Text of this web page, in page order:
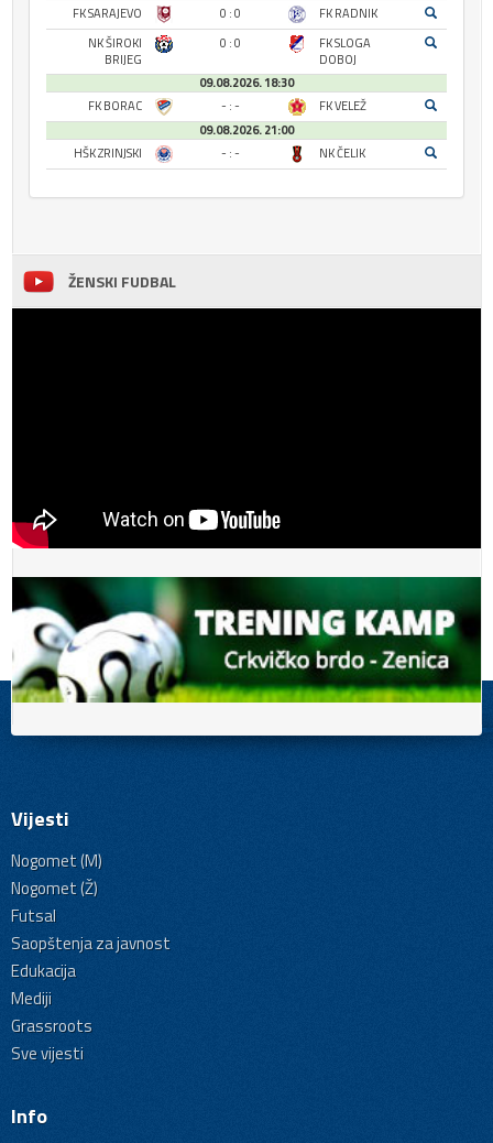
FK SARAJEVO
0 : 0
FK RADNIK
NK ŠIROKI
BRIJEG
0 : 0
FK SLOGA
DOBOJ
09.08.2026. 18:30
FK BORAC
- : -
FK VELEŽ
09.08.2026. 21:00
HŠK ZRINJSKI
- : - NK ČELIK
ŽENSKI FUDBAL
Vijesti
Nogomet (M)
Nogomet (Ž)
Futsal
Saopštenja za javnost
Edukacija
Mediji
Grassroots
Sve vijesti
Info